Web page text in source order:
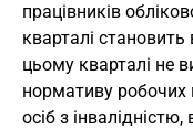
працівників
кварталі становить
цьому кварталі не
нормативу робочих
осіб з